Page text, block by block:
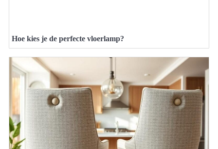
Hoe kies je de perfecte vloerlamp?